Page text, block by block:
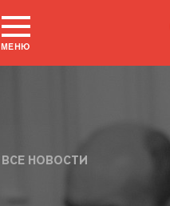
МЕНЮ
ВСЕ НОВОСТИ